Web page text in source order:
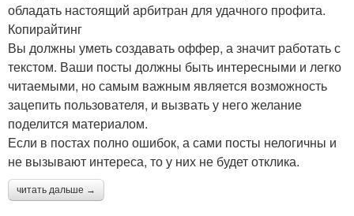
обладать настоящий арбитран для удачного профита.
Копирайтинг
Вы должны уметь создавать оффер, а значит работать с
текстом. Ваши посты должны быть интересными и легко
читаемыми, но самым важным является возможность
зацепить пользователя, и вызвать у него желание
поделится материалом.
Если в постах полно ошибок, а сами посты нелогичны и
не вызывают интереса, то у них не будет отклика.
читать дальше →